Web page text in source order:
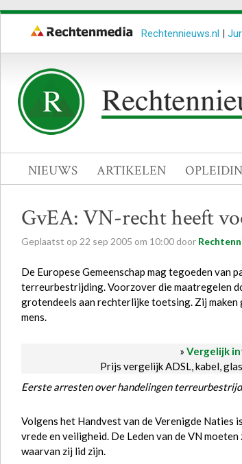
Rechtennieuws.nl |
NIEUWS ARTIKELEN
GvEA: VN-recht heeft
Geplaatst op 22 sep 2005 om 10:00 door
De Europese Gemeenschap mag tegoeden
terreurbestrijding. Voorzover die maatregelen
grotendeels aan rechterlijke toetsing. Zij maken
mens.
» Vergelijk
Prijs vergelijk ADSL, kabel,
Eerste arresten over handelingen
Volgens het Handvest van de Verenigde Naties
vrede en veiligheid. De Leden van de VN
waarvan zij lid zijn.